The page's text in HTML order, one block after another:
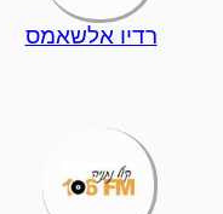
רדיו אלשאמס